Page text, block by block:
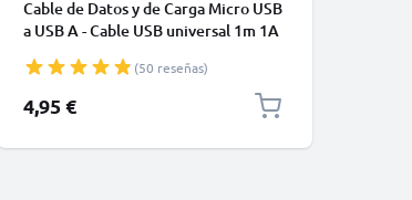
Cable de Datos y de Carga Micro USB
a USB A - Cable USB universal 1m 1A
(50 reseñas)
4,95 €